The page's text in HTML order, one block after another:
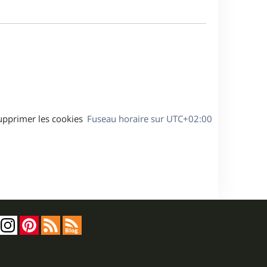
Fuseau horaire sur UTC+02:00
les cookies